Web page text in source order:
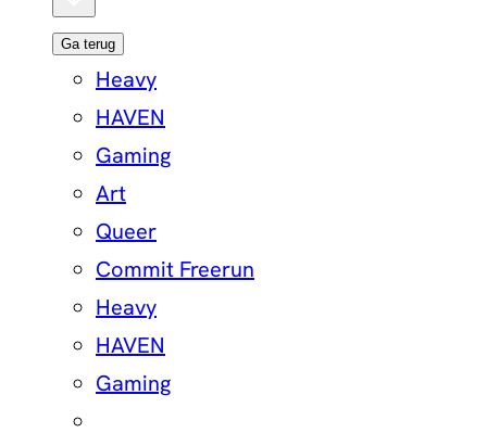
Ga terug
Heavy
HAVEN
Gaming
Art
Queer
Commit Freerun
Heavy
HAVEN
Gaming